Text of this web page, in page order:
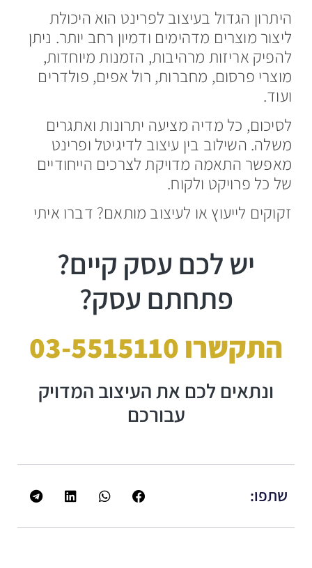
שתפו:
היתרון הגדול בעיצוב לפרינט הוא היכולת
ליצור מוצרים מדהימים ודמיון רחב יותר. ניתן
להפיק אריזות מרהיבות, הזמנות מיוחדות,
מוצרי פרסום, מחברות, רול אפים, פולדרים
ועוד.
לסיכום, כל מדיה מציעה יתרונות ואתגרים
משלה. השילוב בין עיצוב לדיגיטל ופרינט
מאפשר התאמה מדויקת לצרכים הייחודיים
של כל פרויקט ולקוח.
זקוקים לייעוץ או לעיצוב מותאם? דברו איתי
יש לכם עסק קיים?
פתחתם עסק?
התקשרו 03-5515110
ונתאים לכם את העיצוב המדויק
עבורכם